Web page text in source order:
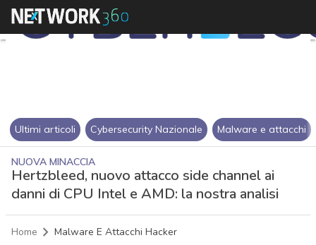
Ultimi articoli Cybersecurity Nazionale Malware e attacchi
NUOVA MINACCIA
Hertzbleed, nuovo attacco side channel ai
danni di CPU Intel e AMD: la nostra analisi
Home Malware E Attacchi Hacker